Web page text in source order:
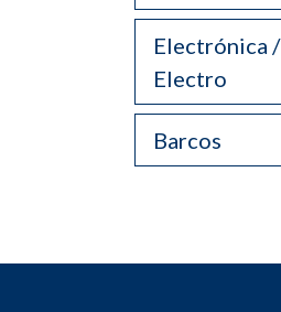
Electrónica /
Electro
Barcos